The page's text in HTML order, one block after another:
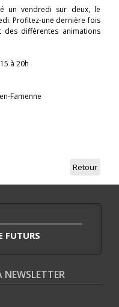
un vendredi sur deux, le
Profitez-une dernière fois
différentes animations
à 20h
Famenne
Retour
FUTURS
NEWSLETTER